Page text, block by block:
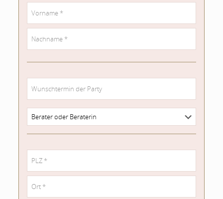
Dein
Name
*
Vorname
Berater
oder
Beraterin
Deine
Adresse
PLZ